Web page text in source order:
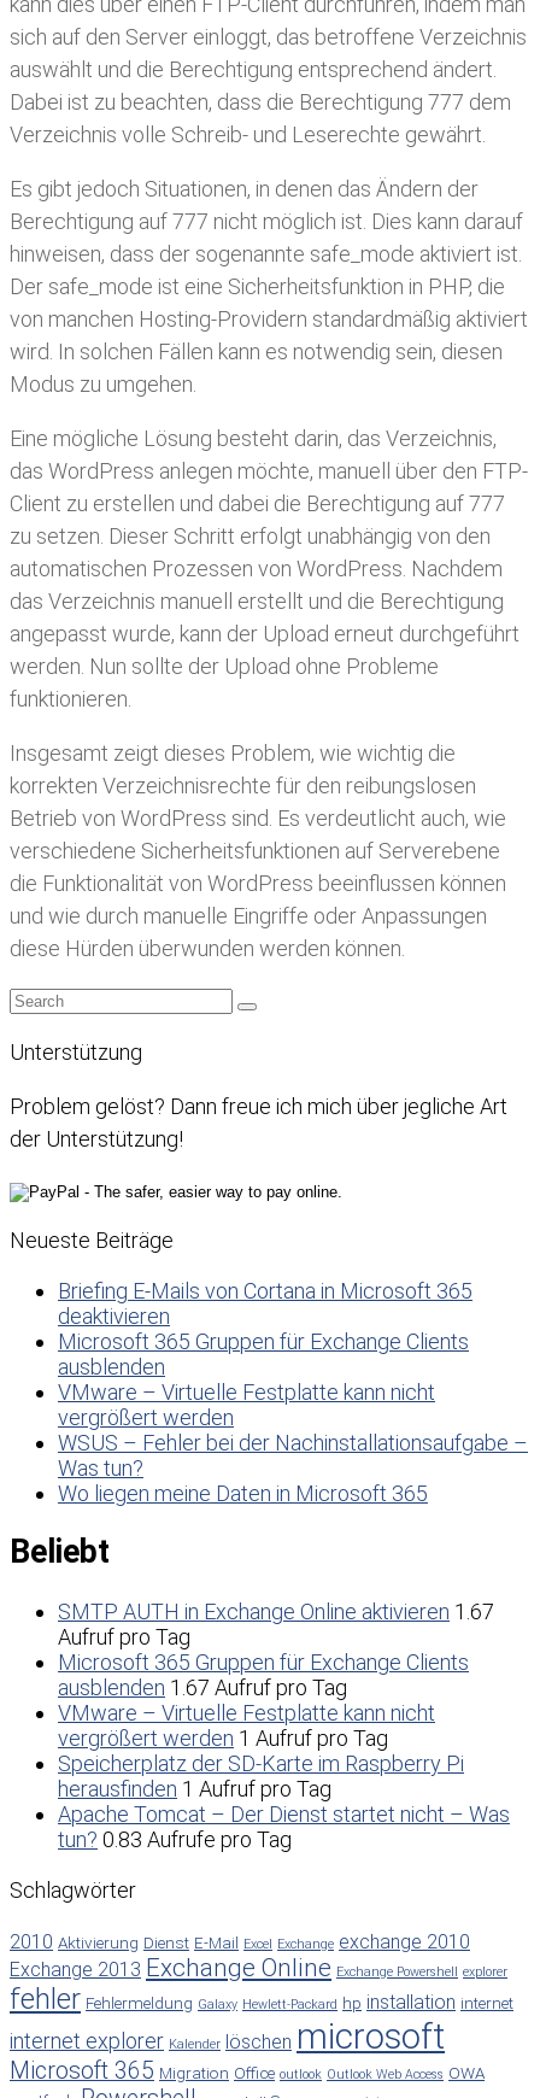
sich auf den Server einloggt, das betroffene Verzeichnis
auswählt und die Berechtigung entsprechend ändert.
Dabei ist zu beachten, dass die Berechtigung 777 dem
Verzeichnis volle Schreib- und Leserechte gewährt.
Es gibt jedoch Situationen, in denen das Ändern der
Berechtigung auf 777 nicht möglich ist. Dies kann darauf
hinweisen, dass der sogenannte safe_mode aktiviert ist.
Der safe_mode ist eine Sicherheitsfunktion in PHP, die
von manchen Hosting-Providern standardmäßig aktiviert
wird. In solchen Fällen kann es notwendig sein, diesen
Modus zu umgehen.
Eine mögliche Lösung besteht darin, das Verzeichnis,
das WordPress anlegen möchte, manuell über den FTP-
Client zu erstellen und dabei die Berechtigung auf 777
zu setzen. Dieser Schritt erfolgt unabhängig von den
automatischen Prozessen von WordPress. Nachdem
das Verzeichnis manuell erstellt und die Berechtigung
angepasst wurde, kann der Upload erneut durchgeführt
werden. Nun sollte der Upload ohne Probleme
funktionieren.
Insgesamt zeigt dieses Problem, wie wichtig die
korrekten Verzeichnisrechte für den reibungslosen
Betrieb von WordPress sind. Es verdeutlicht auch, wie
verschiedene Sicherheitsfunktionen auf Serverebene
die Funktionalität von WordPress beeinflussen können
und wie durch manuelle Eingriffe oder Anpassungen
diese Hürden überwunden werden können.
Unterstützung
Problem gelöst? Dann freue ich mich über jegliche Art
der Unterstützung!
Neueste Beiträge
Briefing E-Mails von Cortana in Microsoft 365
deaktivieren
Microsoft 365 Gruppen für Exchange Clients
ausblenden
VMware – Virtuelle Festplatte kann nicht
vergrößert werden
WSUS – Fehler bei der Nachinstallationsaufgabe –
Was tun?
Wo liegen meine Daten in Microsoft 365
Beliebt
SMTP AUTH in Exchange Online aktivieren 1.67
Aufruf pro Tag
Microsoft 365 Gruppen für Exchange Clients
ausblenden 1.67 Aufruf pro Tag
VMware – Virtuelle Festplatte kann nicht
vergrößert werden 1 Aufruf pro Tag
Speicherplatz der SD-Karte im Raspberry Pi
herausfinden 1 Aufruf pro Tag
Apache Tomcat – Der Dienst startet nicht – Was
tun? 0.83 Aufrufe pro Tag
Schlagwörter
2010 Aktivierung Dienst E-Mail Excel Exchange exchange 2010
Exchange 2013 Exchange Online Exchange Powershell explorer
fehler Fehlermeldung Galaxy Hewlett-Packard hp installation internet
internet explorer Kalender löschen microsoft
Microsoft 365 Migration Office outlook Outlook Web Access OWA